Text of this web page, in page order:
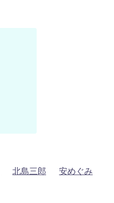
北島三郎 安めぐみ